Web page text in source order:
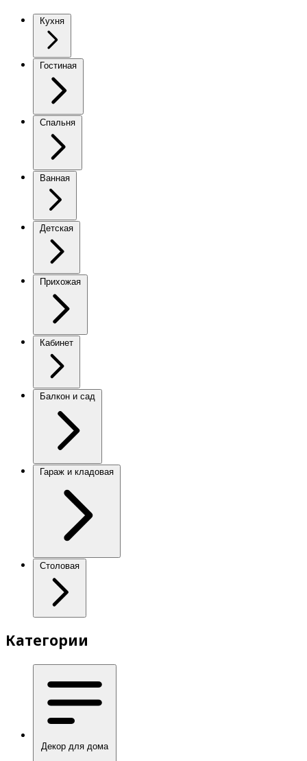
Кухня
Гостиная
Спальня
Ванная
Детская
Прихожая
Кабинет
Балкон и сад
Гараж и кладовая
Столовая
Категории
Декор для дома